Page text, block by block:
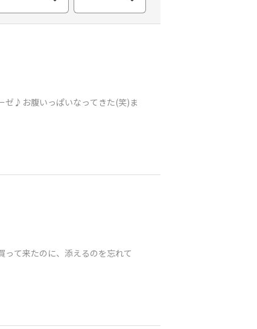
ゼ♪お腹いっぱいなってきた(笑)ま
て来たのに、添えるのを忘れて